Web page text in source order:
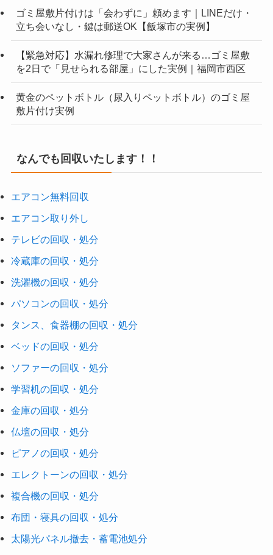
ゴミ屋敷片付けは「会わずに」頼めます｜LINEだけ・
立ち会いなし・鍵は郵送OK【飯塚市の実例】
【緊急対応】水漏れ修理で大家さんが来る…ゴミ屋敷
を2日で「見せられる部屋」にした実例｜福岡市西区
黄金のペットボトル（尿入りペットボトル）のゴミ屋
敷片付け実例
なんでも回収いたします！！
エアコン無料回収
エアコン取り外し
テレビの回収・処分
冷蔵庫の回収・処分
洗濯機の回収・処分
パソコンの回収・処分
タンス、食器棚の回収・処分
ベッドの回収・処分
ソファーの回収・処分
学習机の回収・処分
金庫の回収・処分
仏壇の回収・処分
ピアノの回収・処分
エレクトーンの回収・処分
複合機の回収・処分
布団・寝具の回収・処分
太陽光パネル撤去・蓄電池処分